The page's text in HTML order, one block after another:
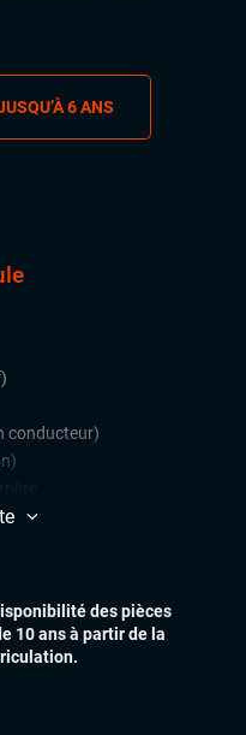
6 ANS
conducteur)
des pièces
10 ans à partir de la